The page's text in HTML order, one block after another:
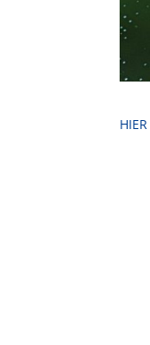
HIER